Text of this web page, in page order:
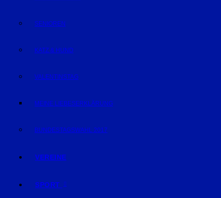
SENIOREN
KATZ & HUND
VALENTINSTAG
MEINE LIEBESERKLÄRUNG
BUNDESTAGSWAHL 2017
VEREINE
SPORT